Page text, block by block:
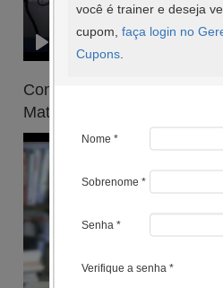
Consultora Oma Drawas
Matters
você é trainer e deseja
cupom,faça login no
Cupons
Nome *
Sobrenome *
Senha *
Verifique a senha *